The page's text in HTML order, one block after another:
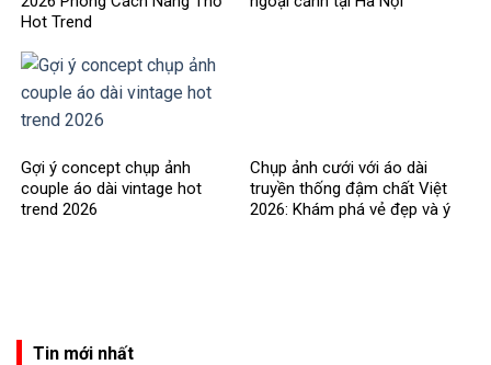
Hot Trend
Gợi ý concept chụp ảnh
couple áo dài vintage hot
trend 2026
Chụp ảnh cưới với áo dài
truyền thống đậm chất Việt
2026: Khám phá vẻ đẹp và ý
Tin mới nhất